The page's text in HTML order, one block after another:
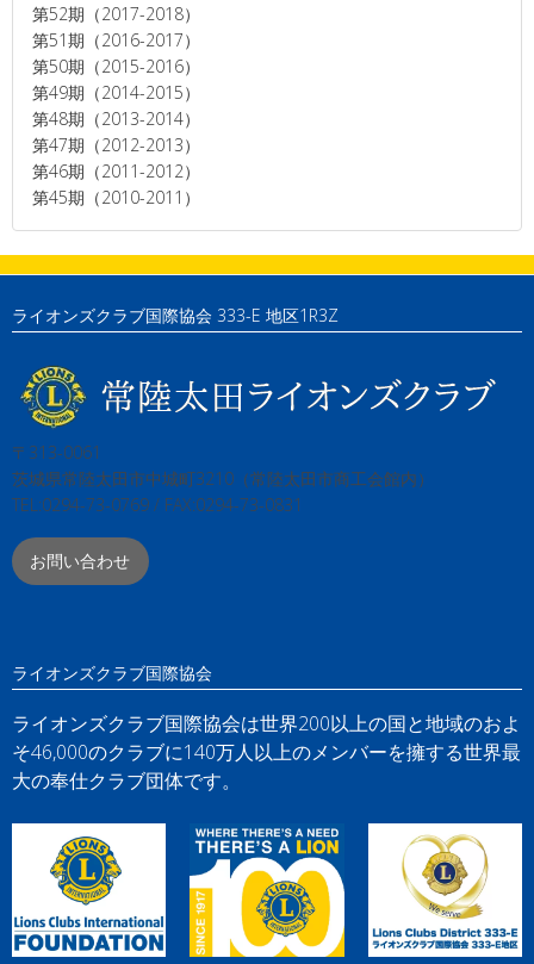
第52期（2017-2018）
第51期（2016-2017）
第50期（2015-2016）
第49期（2014-2015）
第48期（2013-2014）
第47期（2012-2013）
第46期（2011-2012）
第45期（2010-2011）
ライオンズクラブ国際協会 333-E 地区1R3Z
〒313-0061
茨城県常陸太田市中城町3210（常陸太田市商工会館内）
TEL:0294-73-0769 / FAX:0294-73-0831
お問い合わせ
ライオンズクラブ国際協会
ライオンズクラブ国際協会は世界200以上の国と地域のおよ
そ46,000のクラブに140万人以上のメンバーを擁する世界最
大の奉仕クラブ団体です。